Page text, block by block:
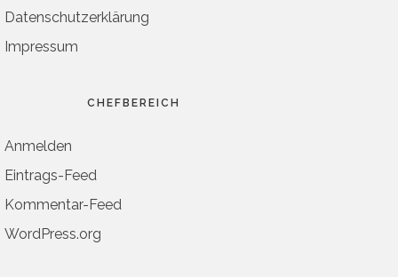
Datenschutzerklärung
Impressum
CHEFBEREICH
Anmelden
Eintrags-Feed
Kommentar-Feed
WordPress.org